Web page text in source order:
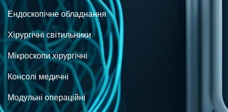
Ендоскопічне обладнання
Хірургічні світильники
Мікроскопи хірургічні
Консолі медичні
Модульні операційні